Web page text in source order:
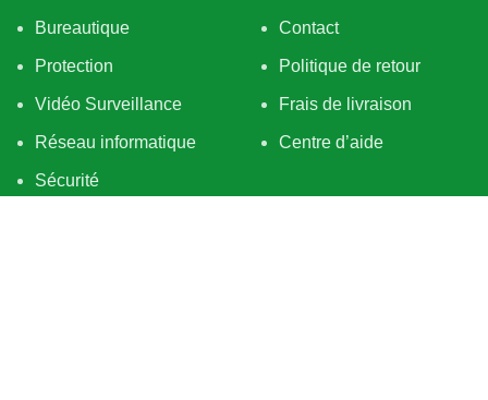
Bureautique
Protection
Vidéo Surveillance
Réseau informatique
Sécurité
Contact
Politique de retour
Frais de livraison
Centre d’aide